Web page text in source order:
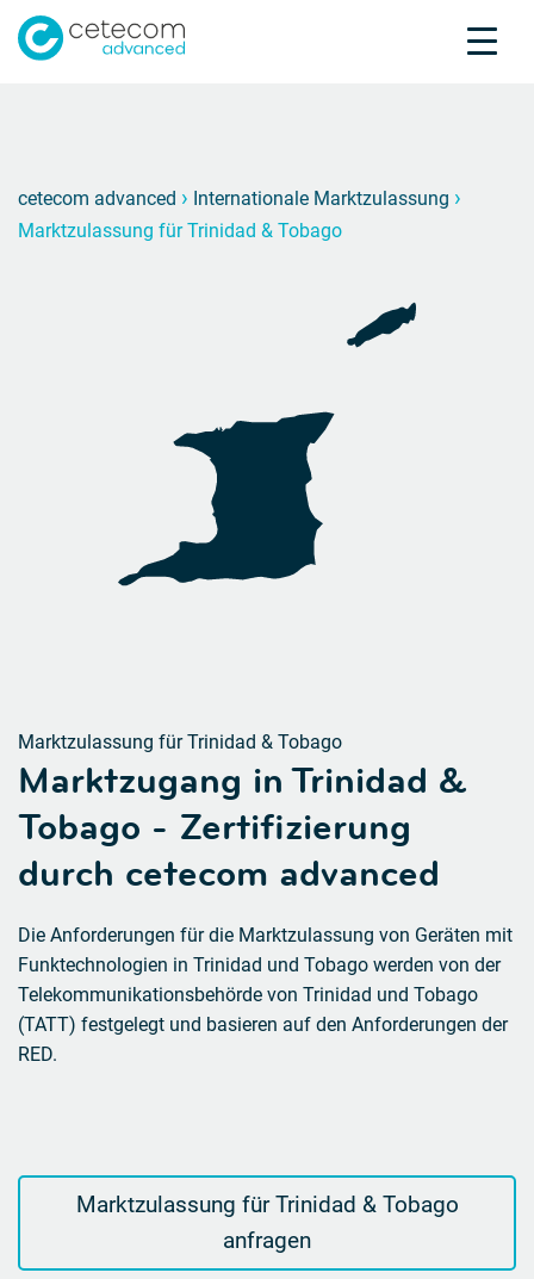
cetecom advanced › Internationale Marktzulassung ›
Marktzulassung für Trinidad & Tobago
Marktzulassung für Trinidad & Tobago
Marktzugang in Trinidad &
Tobago - Zertifizierung
durch cetecom advanced
Die Anforderungen für die Marktzulassung von Geräten mit
Funktechnologien in Trinidad und Tobago werden von der
Telekommunikationsbehörde von Trinidad und Tobago
(TATT) festgelegt und basieren auf den Anforderungen der
RED.
Marktzulassung für Trinidad & Tobago
anfragen